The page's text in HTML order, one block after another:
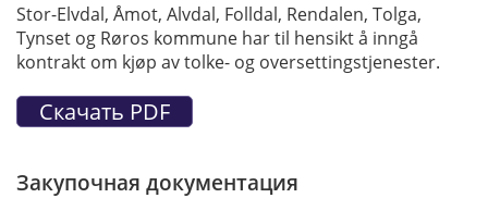
Stor-Elvdal, Åmot, Alvdal, Folldal, Rendalen, Tolga,
Tynset og Røros kommune har til hensikt å inngå
kontrakt om kjøp av tolke- og oversettingstjenester.
Закупочная документация